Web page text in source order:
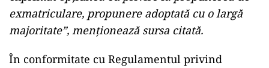
exmatriculare, propunere adoptată cu o largă
majoritate”, menţionează sursa citată.
În conformitate cu Regulamentul privind